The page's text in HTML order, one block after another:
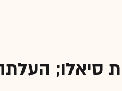
סיאלו;